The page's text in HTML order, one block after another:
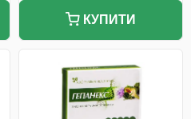
КУПИТИ